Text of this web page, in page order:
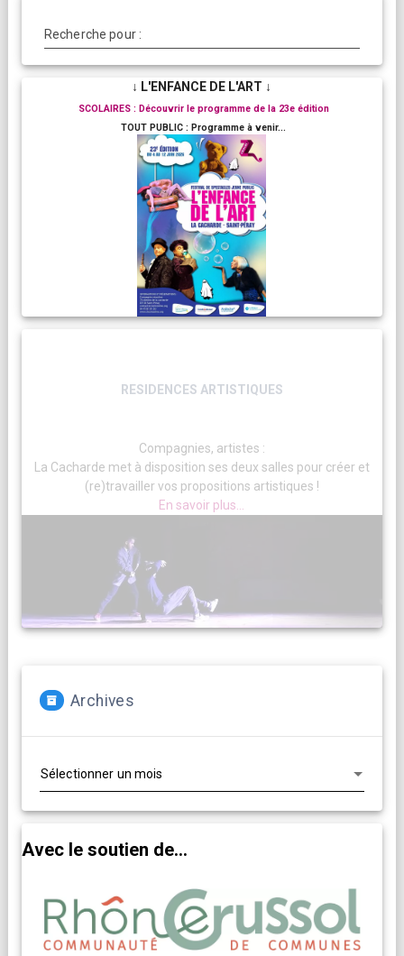
Recherche pour :
↓ L'ENFANCE DE L'ART ↓
SCOLAIRES : Découvrir le programme de la 23e édition
TOUT PUBLIC : Programme à venir...
RESIDENCES ARTISTIQUES
Compagnies, artistes :
La Cacharde met à disposition ses deux salles pour créer et
(re)travailler vos propositions artistiques !
En savoir plus...
Archives
Avec le soutien de...